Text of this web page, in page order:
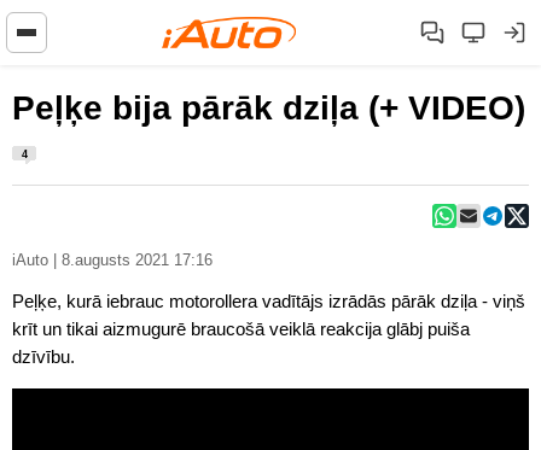
Peļķe bija pārāk dziļa (+ VIDEO)
4
iAuto | 8.augusts 2021 17:16
Peļķe, kurā iebrauc motorollera vadītājs izrādās pārāk dziļa - viņš
krīt un tikai aizmugurē braucošā veiklā reakcija glābj puiša
dzīvību.